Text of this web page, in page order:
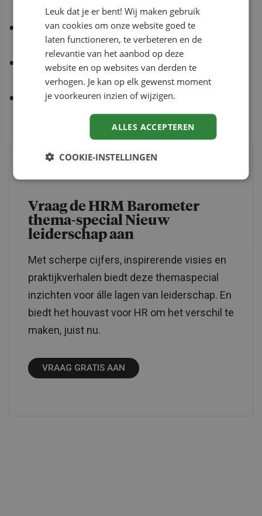
leidinggevende.
Hoe je als HR blinde vlekken in leiderschap
blootlegt.
Waarom vertrouwen, voorbeeldgedrag en
veiligheid onmisbaar zijn.
Wat experts als Patrick van Veen en Gea Peper
zeggen over nieuw leiderschap.
Vraag de HRM Barometer
thema-special Nieuw
leiderschap aan
Met scherpe cijfers, inspirerende visies en
praktijkverhalen biedt deze themaspecial
inzichten voor álle lagen van leiderschap. En
biedt het houvast voor HR om het verschil te
maken, juist nu.
VRAAG GRATIS AAN
Leuk dat je er bent! Wij maken gebruik
van cookies om onze website goed te
laten functioneren, te verbeteren en de
relevantie van het aanbod op deze
website en op websites van derden te
verhogen. Je kan op elk gewenst moment
je voorkeuren inzien of wijzigen.
ALLES ACCEPTEREN
COOKIE-INSTELLINGEN